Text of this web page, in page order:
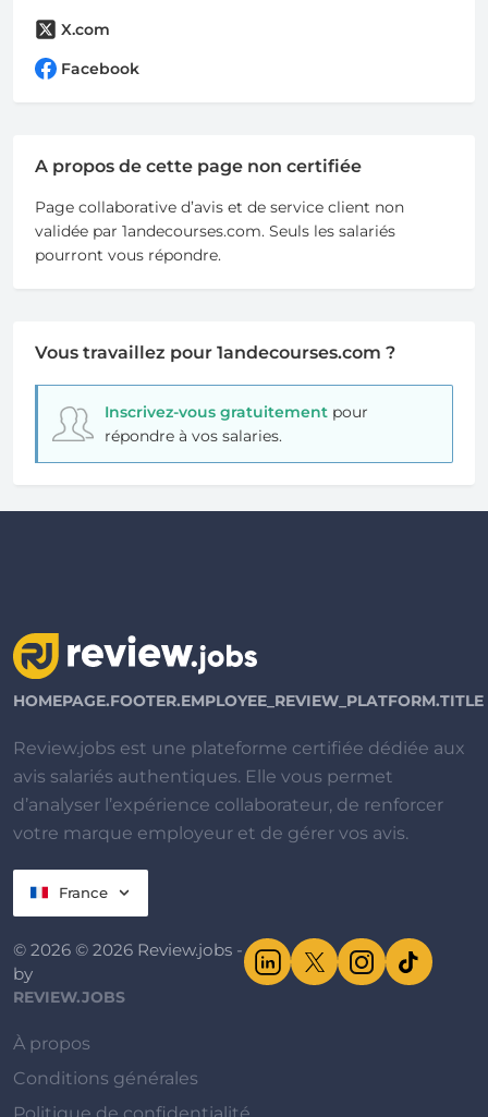
X.com
Facebook
A propos de cette page non certifiée
Page collaborative d’avis et de service client non
validée par 1andecourses.com. Seuls les salariés
pourront vous répondre.
Vous travaillez pour 1andecourses.com ?
Inscrivez-vous gratuitementpour
répondre à vos salaries.
HOMEPAGE.FOOTER.EMPLOYEE_REVIEW_PLATFORM.TITLE
Review.jobs est une plateforme certifiée dédiée aux
avis salariés authentiques. Elle vous permet
d’analyser l’expérience collaborateur, de renforcer
votre marque employeur et de gérer vos avis.
France
© 2026 © 2026 Review.jobs -
by
REVIEW.JOBS
À propos
Conditions générales